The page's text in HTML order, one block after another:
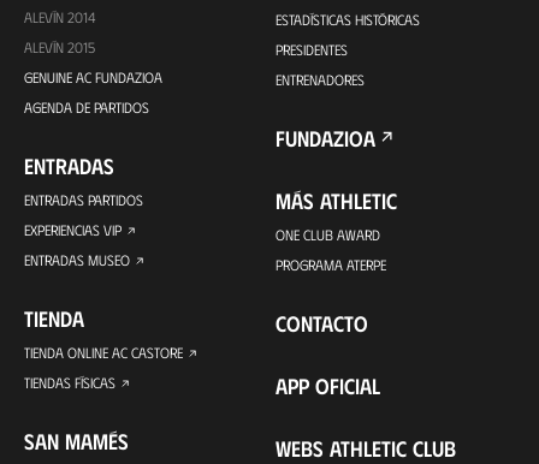
ALEVÍN 2014
ALEVÍN 2015
GENUINE AC FUNDAZIOA
AGENDA DE PARTIDOS
ENTRADAS
ENTRADAS PARTIDOS
EXPERIENCIAS VIP
ENTRADAS MUSEO
TIENDA
TIENDA ONLINE AC CASTORE
TIENDAS FÍSICAS
SAN MAMÉS
ESTADÍSTICAS HISTÓRICAS
PRESIDENTES
ENTRENADORES
FUNDAZIOA
MÁS ATHLETIC
ONE CLUB AWARD
PROGRAMA ATERPE
CONTACTO
APP OFICIAL
WEBS ATHLETIC CLUB